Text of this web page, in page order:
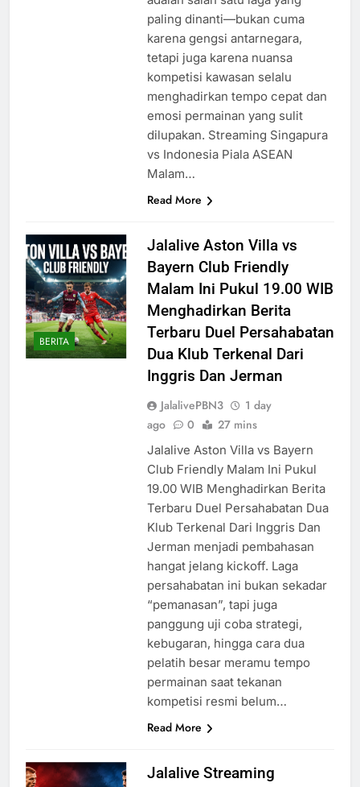
paling dinanti—bukan cuma
karena gengsi antarnegara,
tetapi juga karena nuansa
kompetisi kawasan selalu
menghadirkan tempo cepat dan
emosi permainan yang sulit
dilupakan. Streaming Singapura
vs Indonesia Piala ASEAN
Malam…
Read More
BERITA
Jalalive Aston Villa vs
Bayern Club Friendly
Malam Ini Pukul 19.00 WIB
Menghadirkan Berita
Terbaru Duel Persahabatan
Dua Klub Terkenal Dari
Inggris Dan Jerman
JalalivePBN3
1 day
ago
0 27 mins
Jalalive Aston Villa vs Bayern
Club Friendly Malam Ini Pukul
19.00 WIB Menghadirkan Berita
Terbaru Duel Persahabatan Dua
Klub Terkenal Dari Inggris Dan
Jerman menjadi pembahasan
hangat jelang kickoff. Laga
persahabatan ini bukan sekadar
“pemanasan”, tapi juga
panggung uji coba strategi,
kebugaran, hingga cara dua
pelatih besar meramu tempo
permainan saat tekanan
kompetisi resmi belum…
Read More
Jalalive Streaming